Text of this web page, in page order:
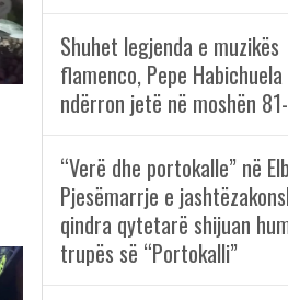
Shuhet legjenda e muzikës
flamenco, Pepe Habichuela
ndërron jetë në moshën
“Verë dhe portokalle” në
Pjesëmarrje e
qindra qytetarë shijuan
trupës së “Portokalli”